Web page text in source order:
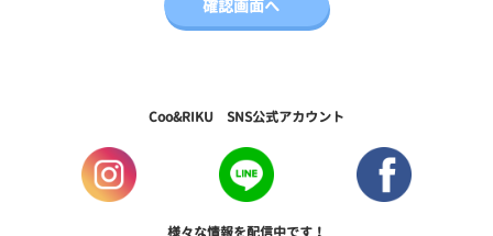
Coo&RIKU SNS公式アカウント
様々な情報を配信中です！